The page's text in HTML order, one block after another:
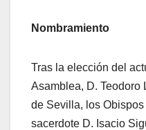
Nombramiento
Tras la elección del
Asamblea, D. Teodoro
de Sevilla, los Obispos
sacerdote D. Isacio